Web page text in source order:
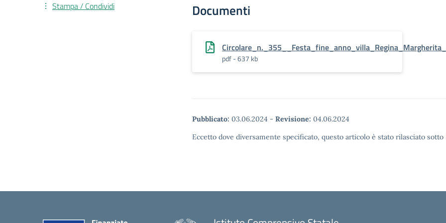
Documenti
pdf - 637 kb
Pubblicato: 03.06.2024 - Revisione: 04.06.2024
Eccetto dove diversamente specificato, questo articolo è stato rilasciato
Stampa / Condividi